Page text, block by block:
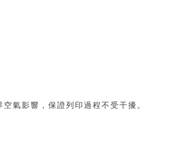
氣影響，保證列印過程不受干擾。